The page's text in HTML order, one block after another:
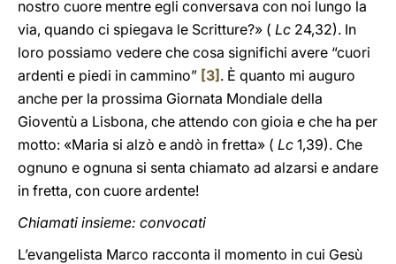
nostro cuore mentre egli conversava con noi lungo la
via, quando ci spiegava le Scritture?» ( Lc 24,32). In
loro possiamo vedere che cosa significhi avere “cuori
ardenti e piedi in cammino” [3] . È quanto mi auguro
anche per la prossima Giornata Mondiale della
Gioventù a Lisbona, che attendo con gioia e che ha per
motto: «Maria si alzò e andò in fretta» ( Lc 1,39). Che
ognuno e ognuna si senta chiamato ad alzarsi e andare
in fretta, con cuore ardente!
Chiamati insieme: convocati
L’evangelista Marco racconta il momento in cui Gesù